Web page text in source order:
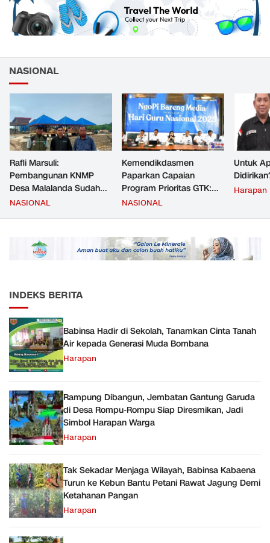
NASIONAL
Rafli Marsuli:
Pembangunan KNMP
Desa Malalanda Sudah
Mencapai 69 Persen dan
JMD dan JMF
NASIONAL
Kemendikdasmen
Paparkan Capaian
Program Prioritas GTK:
Kompetensi Meningkat,
NASIONAL
Untuk
Harapan
INDEKS BERITA
Babinsa Hadir di Sekolah, Tanamkan Cinta Tanah
Air kepada Generasi Muda Bombana
Harapan
Rampung Dibangun, Jembatan Gantung Garuda
di Desa Rompu-Rompu Siap Diresmikan, Jadi
Simbol Harapan Warga
Harapan
Tak Sekadar Menjaga Wilayah, Babinsa Kabaena
Turun ke Kebun Bantu Petani Rawat Jagung Demi
Ketahanan Pangan
Harapan